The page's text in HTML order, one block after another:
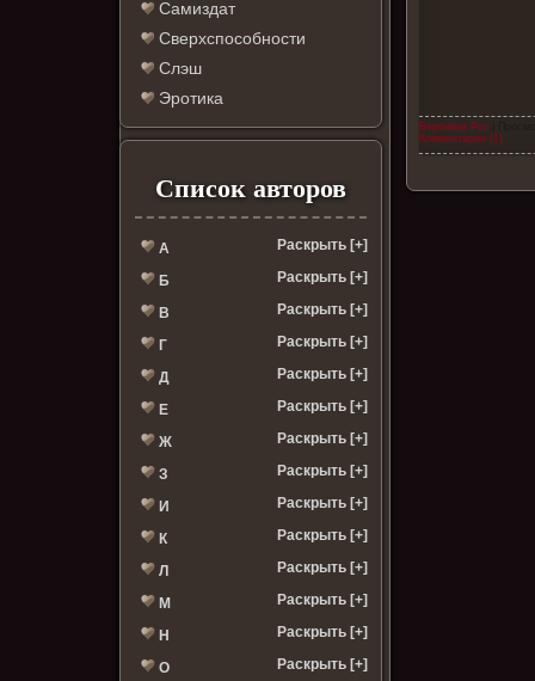
Самиздат
Сверхспособности
Слэш
Эротика
Список авторов
А Раскрыть [+]
Б Раскрыть [+]
В Раскрыть [+]
Г Раскрыть [+]
Д Раскрыть [+]
Е Раскрыть [+]
Ж Раскрыть [+]
З Раскрыть [+]
И Раскрыть [+]
К Раскрыть [+]
Л Раскрыть [+]
М Раскрыть [+]
Н Раскрыть [+]
О Раскрыть [+]
Вероника Рот
Комментарии (1)